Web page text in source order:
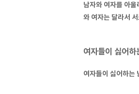
남자와 여자를 아
와 여자는 달라서
여자들이 싫어
여자들이 싫어하는